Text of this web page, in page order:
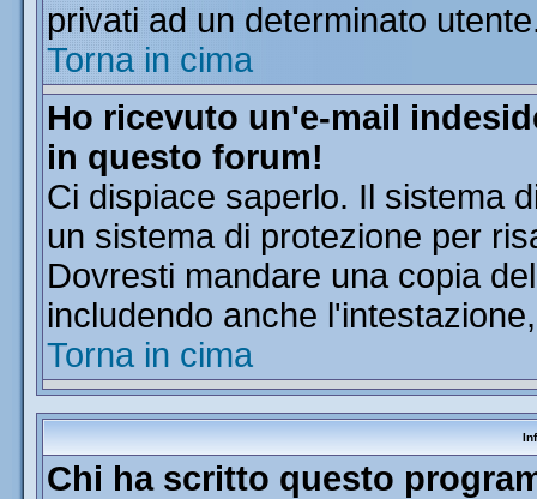
privati ad un determinato
Torna in cima
Ho ricevuto un'e-mail
in questo forum!
Ci dispiace saperlo. Il sistema
un sistema di protezione per
Dovresti mandare una copia
includendo anche
Torna in cima
Chi ha scritto questo